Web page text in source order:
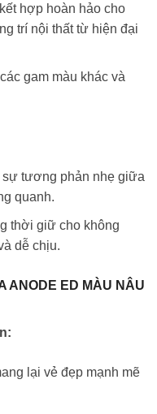
hợp hoàn hảo cho
trí nội thất từ hiện đại
gam màu khác và
sự tương phản nhẹ giữa
quanh.
thời giữ cho không
dễ chịu.
ANODE ED MÀU NÂU
lại vẻ đẹp mạnh mẽ